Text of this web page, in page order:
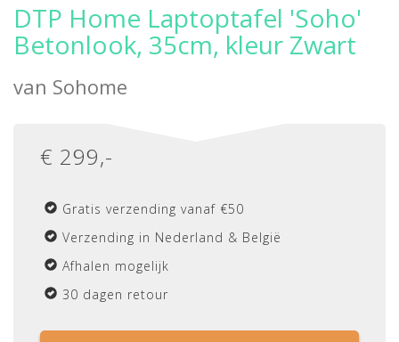
DTP Home Laptoptafel 'Soho'
Betonlook, 35cm, kleur Zwart
van Sohome
€ 299,-
Gratis verzending vanaf €50
Verzending in Nederland & België
Afhalen mogelijk
30 dagen retour